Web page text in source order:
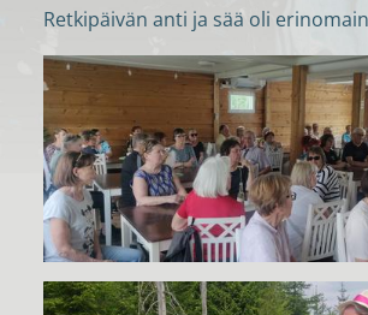
Retkipäivän anti ja sää oli